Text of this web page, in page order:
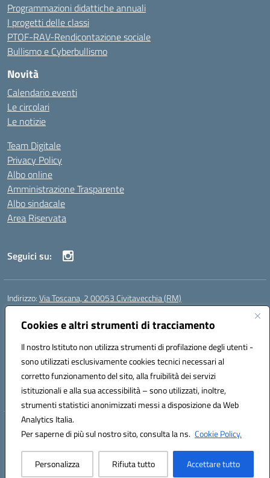
Cookies e altri strumenti di tracciamento
Il nostro Istituto non utilizza strumenti di profilazione degli utenti -
sono utilizzati esclusivamente cookies tecnici necessari al
corretto funzionamento del sito, alla fruibilità dei servizi
istituzionali e alla sua accessibilità – sono utilizzati, inoltre,
strumenti statistici anonimizzati messi a disposizione da Web
Analytics Italia.
Per saperne di più sul nostro sito, consulta la ns. Cookie Policy.
Personalizza Rifiuta tutto Accettare tutto
Programmazioni didattiche annuali
I progetti delle classi
PTOF-RAV-Rendicontazione sociale
Bullismo e Cyberbullismo
Novità
Calendario eventi
Le circolari
Le notizie
Team Digitale
Privacy Policy
Albo online
Amministrazione Trasparente
Albo sindacale
Area Riservata
Seguici su:
Indirizzo:Via Toscana, 2 00053 Civitavecchia (RM)
Centralino:
Posta elettronica certificata (PEC):rmic8b900g@pec.istruzione.it
Codice fiscale: 91038380589
Codice meccanografico:RMIC8B900G
Codice Indice delle Pubbliche Amministrazioni (IPA): istsc_rmic8b900g
Codice unico di fatturazione (CUF): UFP4NO
Hosting & Powered by 3D Solution S.r.l.
Concept & Design by Designers Italia